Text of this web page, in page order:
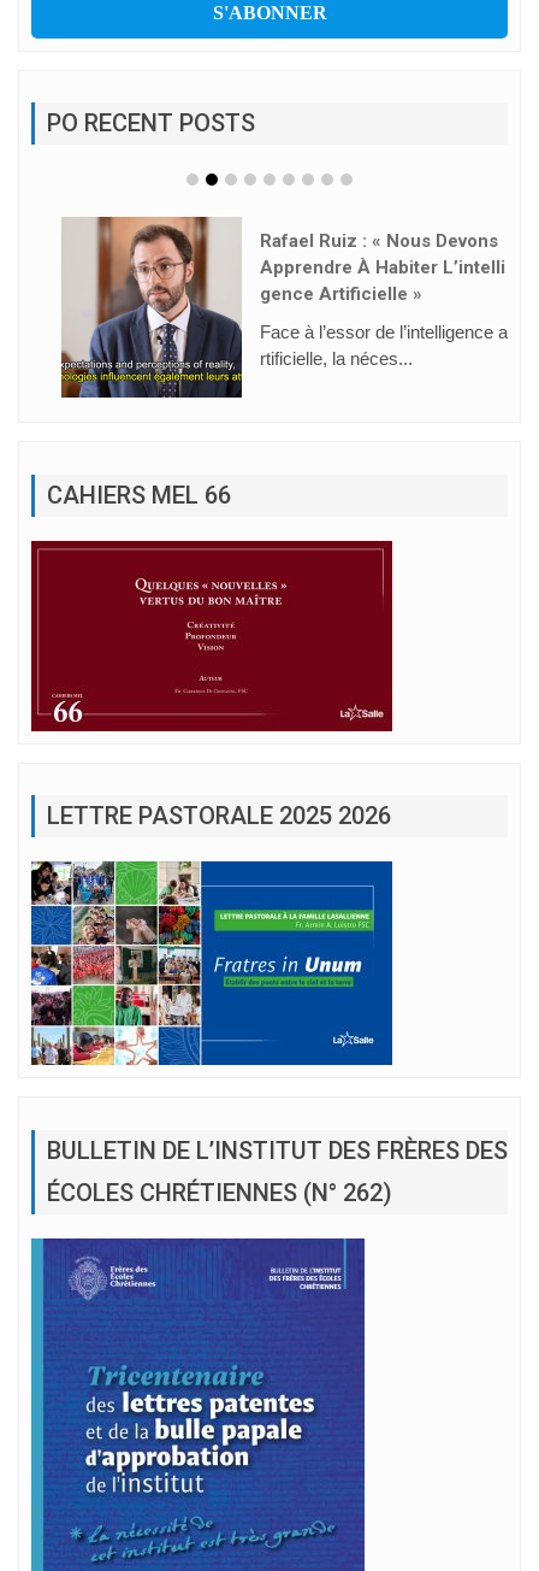
PO RECENT POSTS
Rafael Ruiz : « Nous Devons
Apprendre À Habiter L’intelli
Gence Artificielle »
Face à l’essor de l’intelligence a
rtificielle, la néces...
CAHIERS MEL 66
LETTRE PASTORALE 2025 2026
BULLETIN DE L’INSTITUT DES FRÈRES DES
ÉCOLES CHRÉTIENNES (N° 262)